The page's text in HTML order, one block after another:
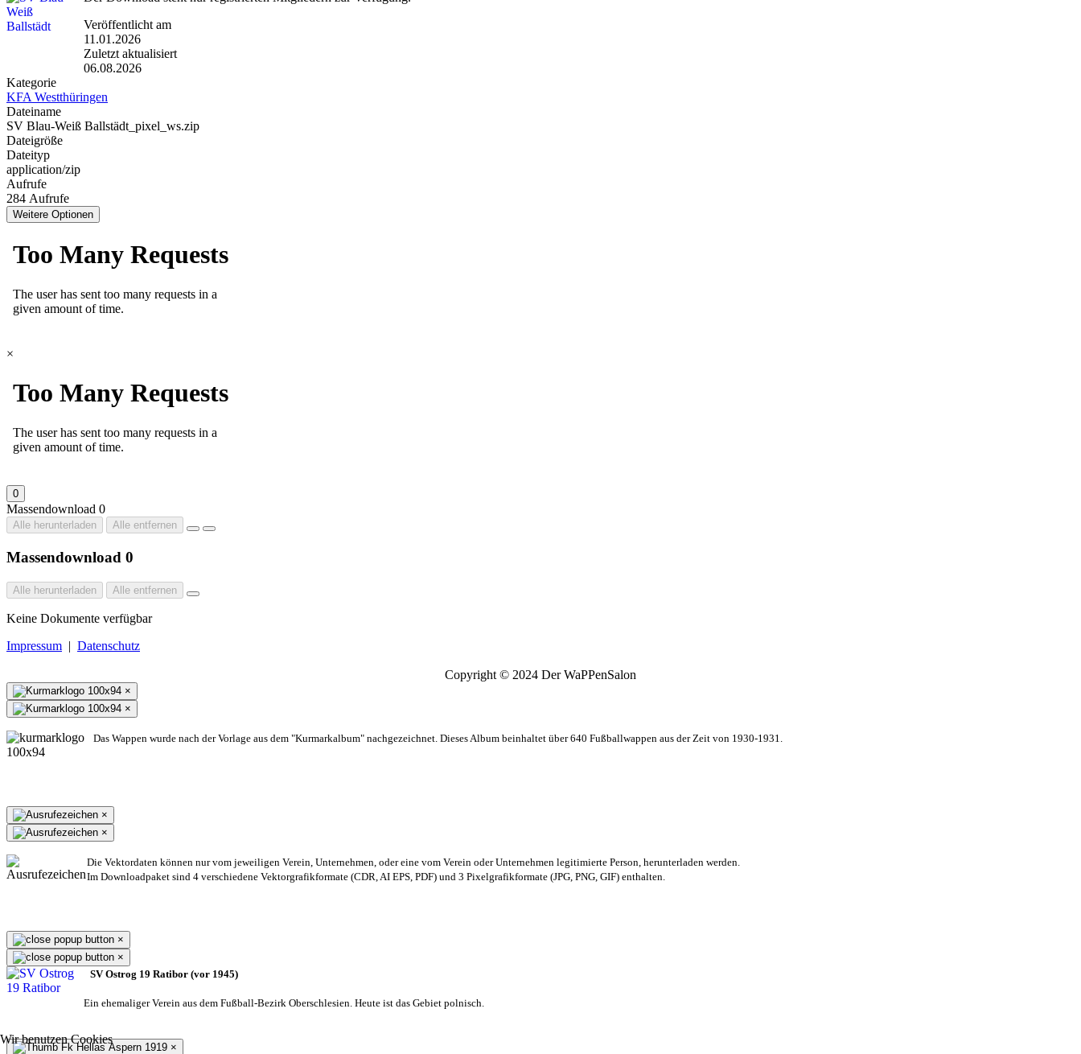
Veröffentlicht am
11.01.2026
Zuletzt aktualisiert
06.08.2026
Kategorie
KFA Westthüringen
Dateiname
SV Blau-Weiß Ballstädt_pixel_ws.zip
Dateigröße
Dateityp
application/zip
Aufrufe
284 Aufrufe
Weitere Optionen
×
0
Massendownload 0
Alle herunterladen Alle entfernen
Massendownload 0
Alle herunterladen Alle entfernen
Keine Dokumente verfügbar
Impressum | Datenschutz
Copyright © 2024 Der WaPPenSalon
Wir benutzen Cookies
×
×
Das Wappen wurde nach der Vorlage aus dem "Kurmarkalbum" nachgezeichnet. Dieses Album beinhaltet über 640 Fußballwappen aus der Zeit von 1930-1931.
×
×
Die Vektordaten können nur vom jeweiligen Verein, Unternehmen, oder eine vom Verein oder Unternehmen legitimierte Person, herunterladen werden.
Im Downloadpaket sind 4 verschiedene Vektorgrafikformate (CDR, AI EPS, PDF) und 3 Pixelgrafikformate (JPG, PNG, GIF) enthalten.
×
×
SV Ostrog 19 Ratibor (vor 1945)
Ein ehemaliger Verein aus dem Fußball-Bezirk Oberschlesien. Heute ist das Gebiet polnisch.
×